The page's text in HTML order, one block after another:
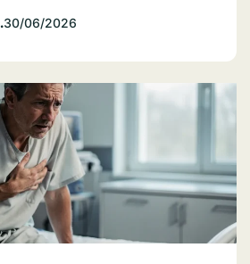
.30/06/2026